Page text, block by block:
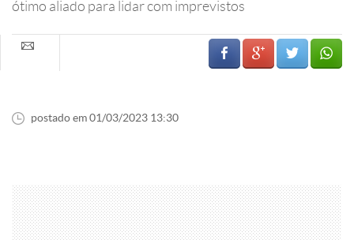
ótimo aliado para lidar com imprevistos
postado em 01/03/2023 13:30